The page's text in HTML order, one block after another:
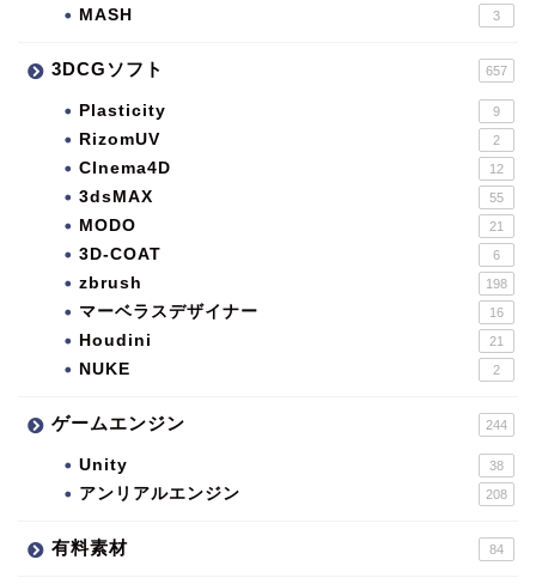
MASH 3
3DCGソフト 657
Plasticity 9
RizomUV 2
CInema4D 12
3dsMAX 55
MODO 21
3D-COAT 6
zbrush 198
マーベラスデザイナー 16
Houdini 21
NUKE 2
ゲームエンジン 244
Unity 38
アンリアルエンジン 208
有料素材 84